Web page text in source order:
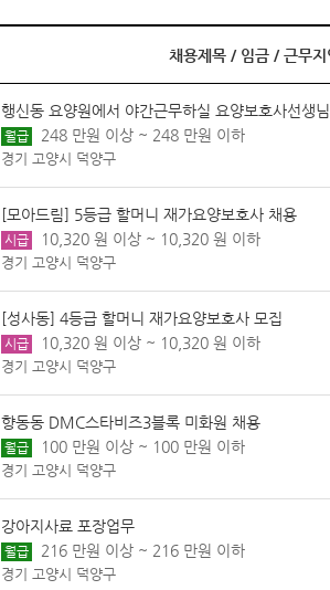
채용제목 / 임금 /근무지
행신동 요양원에서 야간근무하실 요양보호사선생
월급 248 만원 이상 ~ 248 만원 이하
경기 고양시 덕양구
[모아드림] 5등급 할머니 재가요양보호사 채용
시급 10,320 원 이상 ~ 10,320 원 이하
경기 고양시 덕양구
[성사동] 4등급 할머니 재가요양보호사 모집
시급 10,320 원 이상 ~ 10,320 원 이하
경기 고양시 덕양구
향동동 DMC스타비즈3블록 미화원 채용
월급 100 만원 이상 ~ 100 만원 이하
경기 고양시 덕양구
강아지사료 포장업무
월급 216 만원 이상 ~ 216 만원 이하
경기 고양시 덕양구